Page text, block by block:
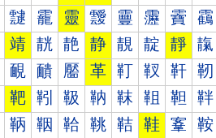
靆 靇 靈 靉 靊 靋 靌 靍
靖 靗 靘 静 靚 靛 靜 靝
靦 靧 靨 革 靪 靫 靬 靭
靶 靷 靸 靹 靺 靻 靼 靽
鞆 鞇 鞈 鞉 鞊 鞋 鞌 鞍